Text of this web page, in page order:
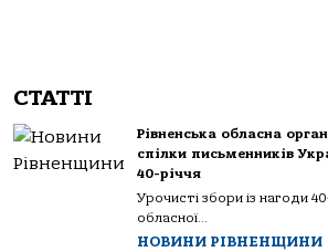
СТАТТІ
Рівненська обласна
спілки письменників
40-річчя
Урочисті збори із нагоди
обласної...
НОВИНИ РІВНЕНЩИНИ